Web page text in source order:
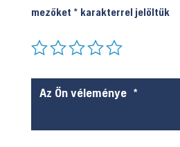
mezőket * karakterrel jelöltük